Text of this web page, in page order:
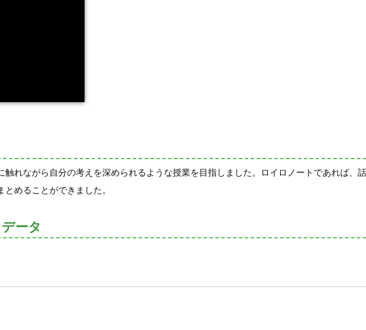
れながら自分の考えを深められるような授業を目指しました。ロイロノートであれば、
めることができました。
ータ